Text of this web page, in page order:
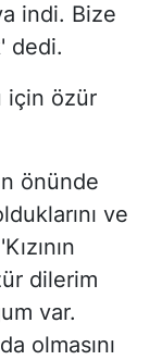
indi. Bize
dedi.
için özür
önünde
ve
dilerim
var.
olmasını